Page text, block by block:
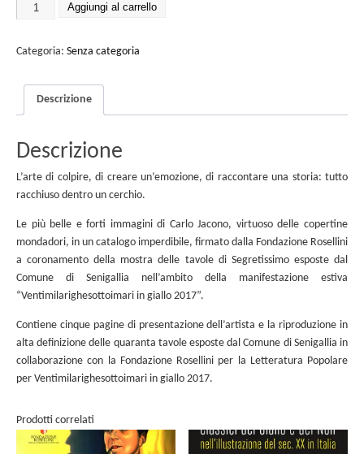
Aggiungi al carrello
Categoria: Senza categoria
Descrizione
Descrizione
L’arte di colpire, di creare un’emozione, di raccontare una storia: tutto
racchiuso dentro un cerchio.
Le più belle e forti immagini di Carlo Jacono, virtuoso delle copertine
mondadori, in un catalogo imperdibile, firmato dalla Fondazione Rosellini
a coronamento della mostra delle tavole di Segretissimo esposte dal
Comune di Senigallia nell’ambito della manifestazione estiva
“Ventimilarighesottoimari in giallo 2017”.
Contiene cinque pagine di presentazione dell’artista e la riproduzione in
alta definizione delle quaranta tavole esposte dal Comune di Senigallia in
collaborazione con la Fondazione Rosellini per la Letteratura Popolare
per Ventimilarighesottoimari in giallo 2017.
Prodotti correlati